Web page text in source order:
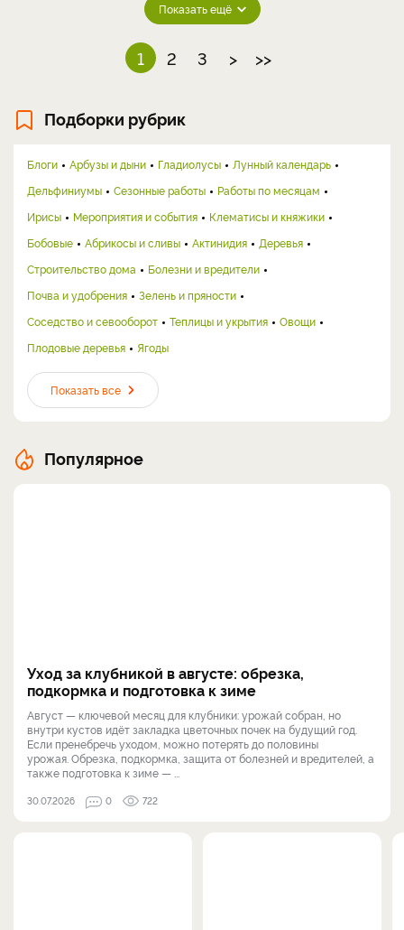
Показать ещё
1 2 3 > >>
Подборки рубрик
Блоги Арбузы и дыни Гладиолусы
Лунный календарь
Дельфиниумы
Сезонные работы
Работы по месяцам
Ирисы
Мероприятия и события
Клематисы и княжики
Бобовые
Абрикосы и сливы Актинидия
Деревья
Строительство дома
Болезни и вредители
Почва и удобрения
Зелень и пряности
Соседство и севооборот
Теплицы и укрытия
Овощи
Плодовые деревья
Ягоды
Показать все
Популярное
Уход за клубникой в августе: обрезка,
подкормка и подготовка к зиме
Август — ключевой месяц для клубники: урожай собран, но
внутри кустов идёт закладка цветочных почек на будущий год.
Если пренебречь уходом, можно потерять до половины
урожая. Обрезка, подкормка, защита от болезней и вредителей, а
также подготовка к зиме — ...
30.07.2026 0 722